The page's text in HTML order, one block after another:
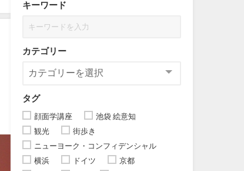
キーワード
カテゴリー
タグ
顔面学講座
池袋 絵意知
観光
街歩き
ニューヨーク・コンフィデンシャル
横浜
ドイツ
京都